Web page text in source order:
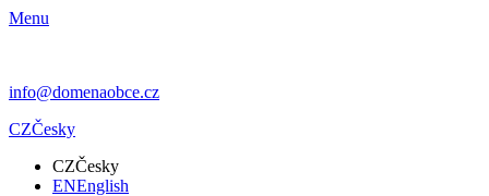
Menu
info@domenaobce.cz
CZČesky
CZČesky
ENEnglish